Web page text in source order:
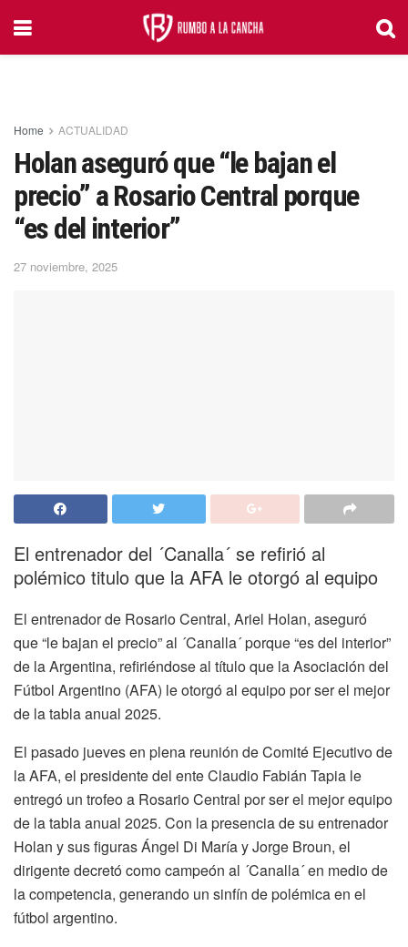
Home ACTUALIDAD
Holan aseguró que “le bajan el
precio” a Rosario Central porque
“es del interior”
27 noviembre, 2025
El entrenador del ´Canalla´ se refirió al
polémico titulo que la AFA le otorgó al equipo
El entrenador de Rosario Central, Ariel Holan, aseguró
que “le bajan el precio” al ´Canalla´ porque “es del interior”
de la Argentina, refiriéndose al título que la Asociación del
Fútbol Argentino (AFA) le otorgó al equipo por ser el mejor
de la tabla anual 2025.
El pasado jueves en plena reunión de Comité Ejecutivo de
la AFA, el presidente del ente Claudio Fabián Tapia le
entregó un trofeo a Rosario Central por ser el mejor equipo
de la tabla anual 2025. Con la presencia de su entrenador
Holan y sus figuras Ángel Di María y Jorge Broun, el
dirigente decretó como campeón al ´Canalla´ en medio de
la competencia, generando un sinfín de polémica en el
fútbol argentino.